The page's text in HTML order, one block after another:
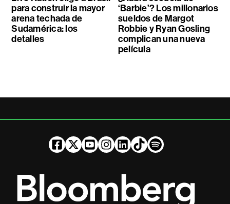
para construir la mayor
arena techada de
Sudamérica: los
detalles
‘Barbie’? Los millonarios
sueldos de Margot
Robbie y Ryan Gosling
complican una nueva
película